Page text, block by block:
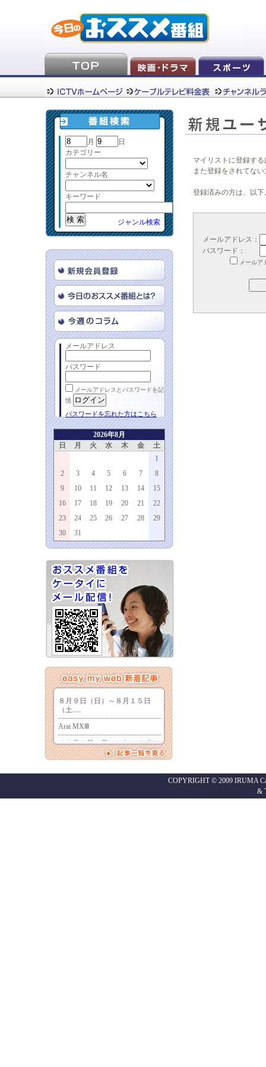
月
日
カテゴリー
チャンネル名
キーワード
ジャンル検索
メールアドレス
パスワード
メールアドレスとパスワードを記
憶
パスワードを忘れた方はこちら
2026年8月
日
月 火 水 木 金
土
1
2
3 4 5 6 7
8
9
10 11 12 13 14
15
16
17 18 19 20 21
22
23
24 25 26 27 28
29
30
31
マイリストに登録す
また登録をされてな
登録済みの方は、以
メールアドレス：
パスワード：
メールア
COPYRIGHT © 2009 IRUMA
&